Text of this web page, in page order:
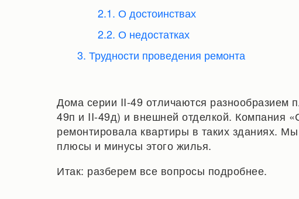
2.1. О достоинствах
2.2. О недостатках
3. Трудности проведения ремонта
Дома серии II-49 отличаются разнообразием
49п и II-49д) и внешней отделкой. Компания
ремонтировала квартиры в таких зданиях.
плюсы и минусы этого жилья.
Итак: разберем все вопросы подробнее.